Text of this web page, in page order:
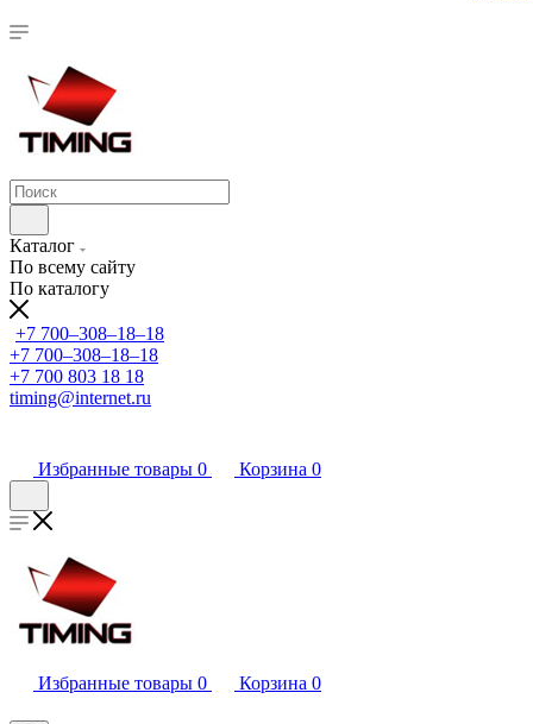
Каталог
По всему сайту
По каталогу
+7 700‒308‒18‒18
+7 700‒308‒18‒18
+7 700 803 18 18
timing@internet.ru
Избранные товары 0 Корзина 0
Избранные товары 0 Корзина 0